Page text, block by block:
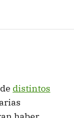
distintos